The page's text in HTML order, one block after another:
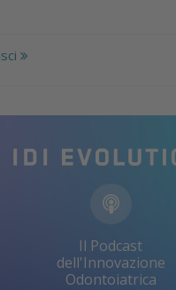
Il Podcast
dell'Innovazione
Odontoiatrica